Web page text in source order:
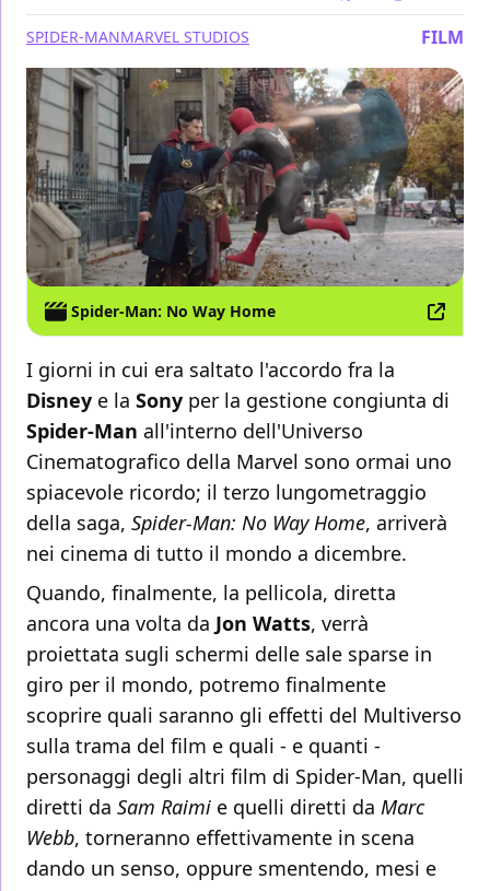
SPIDER-MANMARVEL STUDIOS FILM
Spider-Man: No Way Home
I giorni in cui era saltato l'accordo fra la
Disney e la Sony per la gestione congiunta di
Spider-Man all'interno dell'Universo
Cinematografico della Marvel sono ormai uno
spiacevole ricordo; il terzo lungometraggio
della saga, Spider-Man: No Way Home, arriverà
nei cinema di tutto il mondo a dicembre.
Quando, finalmente, la pellicola, diretta
ancora una volta da Jon Watts, verrà
proiettata sugli schermi delle sale sparse in
giro per il mondo, potremo finalmente
scoprire quali saranno gli effetti del Multiverso
sulla trama del film e quali - e quanti -
personaggi degli altri film di Spider-Man, quelli
diretti da Sam Raimi e quelli diretti da Marc
Webb, torneranno effettivamente in scena
dando un senso, oppure smentendo, mesi e